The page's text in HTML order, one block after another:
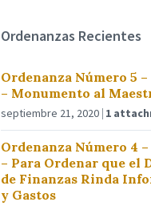
Ordenanzas Recientes
Ordenanza Número 5 –
– Monumento al
septiembre 21, 2020 1
Ordenanza Número 4 –
– Para Ordenar que el
de Finanzas Rinda
y Gastos